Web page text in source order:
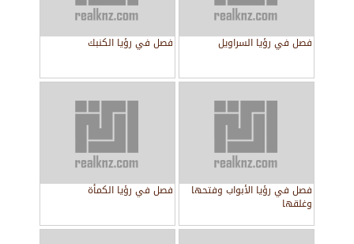
فصل في رؤيا السراويل فصل في رؤيا الكنبك
فصل في رؤيا الأبواب وفتحها
وغلقها
فصل في رؤيا الكمأة